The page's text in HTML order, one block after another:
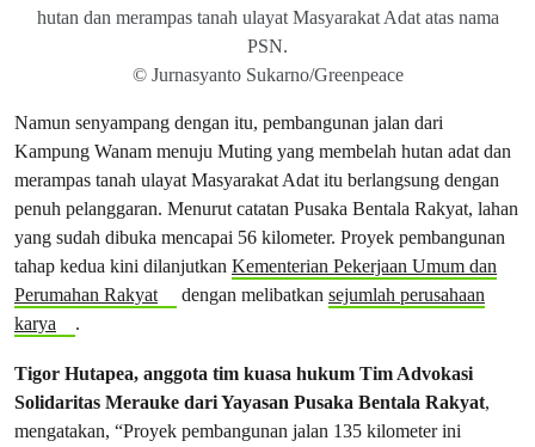
hutan dan merampas tanah ulayat Masyarakat Adat atas nama
PSN.
© Jurnasyanto Sukarno/Greenpeace
Namun senyampang dengan itu, pembangunan jalan dari
Kampung Wanam menuju Muting yang membelah hutan adat dan
merampas tanah ulayat Masyarakat Adat itu berlangsung dengan
penuh pelanggaran. Menurut catatan Pusaka Bentala Rakyat, lahan
yang sudah dibuka mencapai 56 kilometer. Proyek pembangunan
tahap kedua kini dilanjutkan Kementerian Pekerjaan Umum dan
Perumahan Rakyat
dengan melibatkan sejumlah perusahaan
karya
.
Tigor Hutapea, anggota tim kuasa hukum Tim Advokasi
Solidaritas Merauke dari Yayasan Pusaka Bentala Rakyat,
mengatakan, “Proyek pembangunan jalan 135 kilometer ini